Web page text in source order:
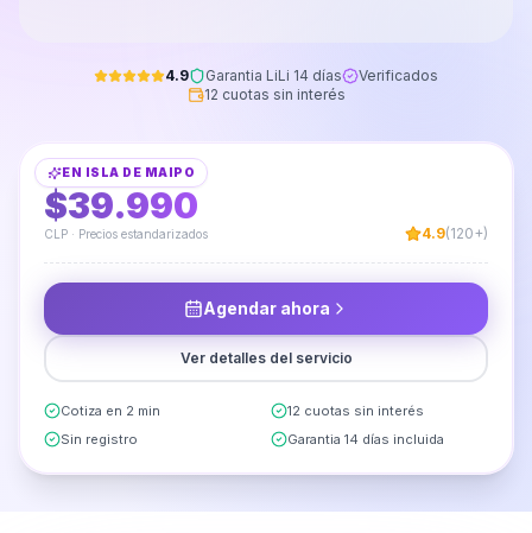
4.9 Garantia LiLi 14 días
Verificados
12 cuotas sin interés
EN ISLA DE MAIPO
DESDE
$39.990
CLP · Precios estandarizados 4.9(120+)
Agendar ahora
Ver detalles del servicio
Cotiza en 2 min
12 cuotas sin interés
Sin registro
Garantia 14 días incluida